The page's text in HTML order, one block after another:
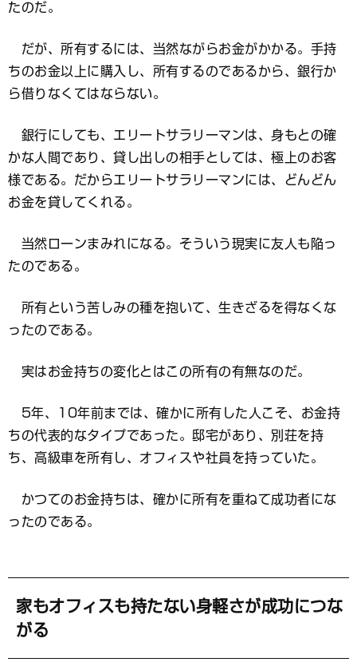
たのだ。
だが、所有するには、当然ながらお金がかかる。手持
ちのお金以上に購入し、所有するのであるから、銀行か
ら借りなくてはならない。
銀行にしても、エリートサラリーマンは、身もとの確
かな人間であり、貸し出しの相手としては、極上のお客
様である。だからエリートサラリーマンには、どんどん
お金を貸してくれる。
当然ローンまみれになる。そういう現実に友人も陥っ
たのである。
所有という苦しみの種を抱いて、生きざるを得なくな
ったのである。
実はお金持ちの変化とはこの所有の有無なのだ。
5年、10年前までは、確かに所有した人こそ、お金持
ちの代表的なタイプであった。邸宅があり、別荘を持
ち、高級車を所有し、オフィスや社員を持っていた。
かつてのお金持ちは、確かに所有を重ねて成功者にな
ったのである。
家もオフィスも持たない身軽さが成功につな
がる